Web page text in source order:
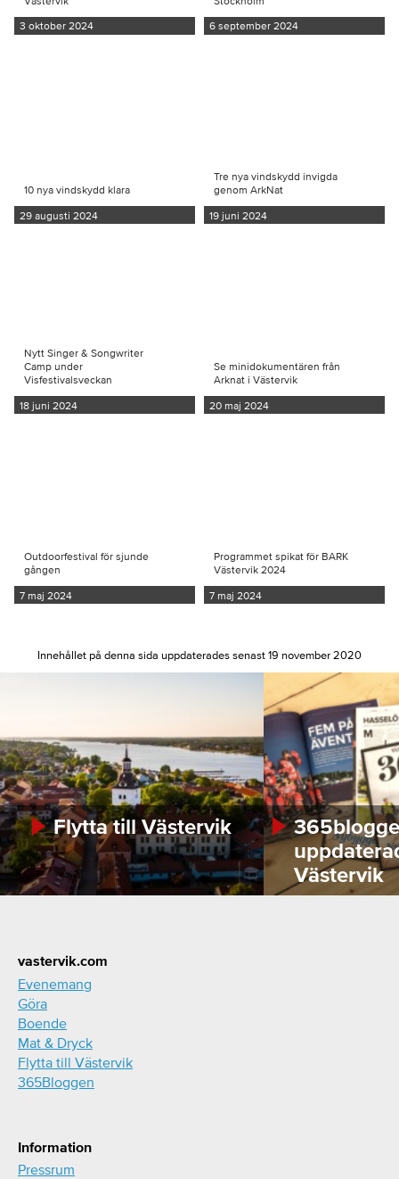
3 oktober 2024 6 september 2024
10 nya vindskydd klara
29 augusti 2024
Tre nya vindskydd invigda
genom ArkNat
19 juni 2024
Nytt Singer & Songwriter
Camp under
Visfestivalsveckan
18 juni 2024
Se minidokumentären från
Arknat i Västervik
20 maj 2024
Outdoorfestival för sjunde
gången
7 maj 2024
Programmet spikat för BARK
Västervik 2024
7 maj 2024
Innehållet på denna sida uppdaterades senast 19 november 2020
Flytta till Västervik
Västervik
Footer
vastervik.com
Evenemang
Göra
Boende
Mat & Dryck
Flytta till Västervik
365Bloggen
Information
Pressrum